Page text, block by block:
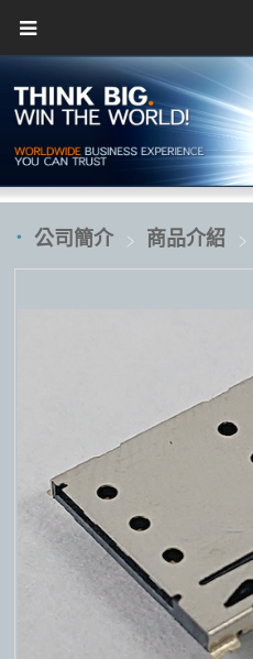
公司簡介 商品介紹